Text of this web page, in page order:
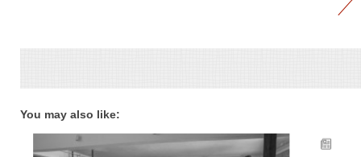
You may also like: